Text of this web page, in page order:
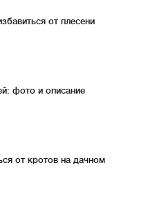
от плесени
фото и описание
от кротов на дачном